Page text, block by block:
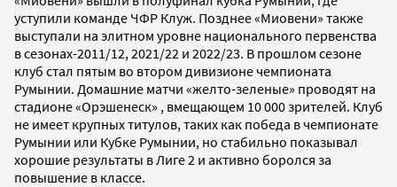
уступили команде ЧФР Клуж. Позднее «Миовени» также
выступали на элитном уровне национального первенства
в сезонах-2011/12, 2021/22 и 2022/23. В прошлом сезоне
клуб стал пятым во втором дивизионе чемпионата
Румынии. Домашние матчи «желто-зеленые» проводят на
стадионе «Орэшенеск» , вмещающем 10 000 зрителей. Клуб
не имеет крупных титулов, таких как победа в чемпионате
Румынии или Кубке Румынии, но стабильно показывал
хорошие результаты в Лиге 2 и активно боролся за
повышение в классе.